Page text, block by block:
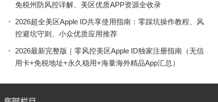
免税州防风控详解、美区优质APP资源全收录
2026超全美区Apple ID共享使用指南：零踩坑操作教程、风
控避坑守则、小众优质应用推荐
2026最新完整版｜零风控美区Apple ID独家注册指南（无信
用卡+免税地址+永久稳用+海量海外精品App汇总）